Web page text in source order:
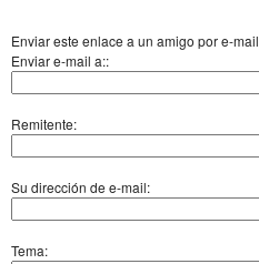
Enviar este enlace a un amigo por e-mail
Enviar e-mail a::
Remitente:
Su dirección de e-mail:
Tema: